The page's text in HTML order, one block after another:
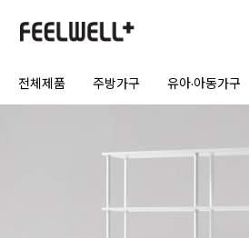
전체제품 주방가구 유아·아동가구